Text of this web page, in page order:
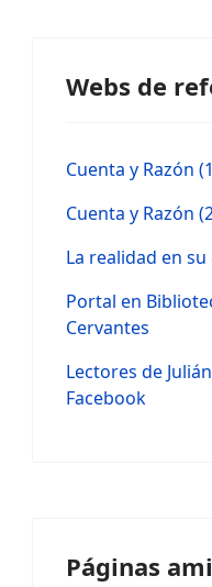
Webs de
Cuenta y Razón
Cuenta y Razón
La realidad en
Portal en
Cervantes
Lectores de
Facebook
Páginas